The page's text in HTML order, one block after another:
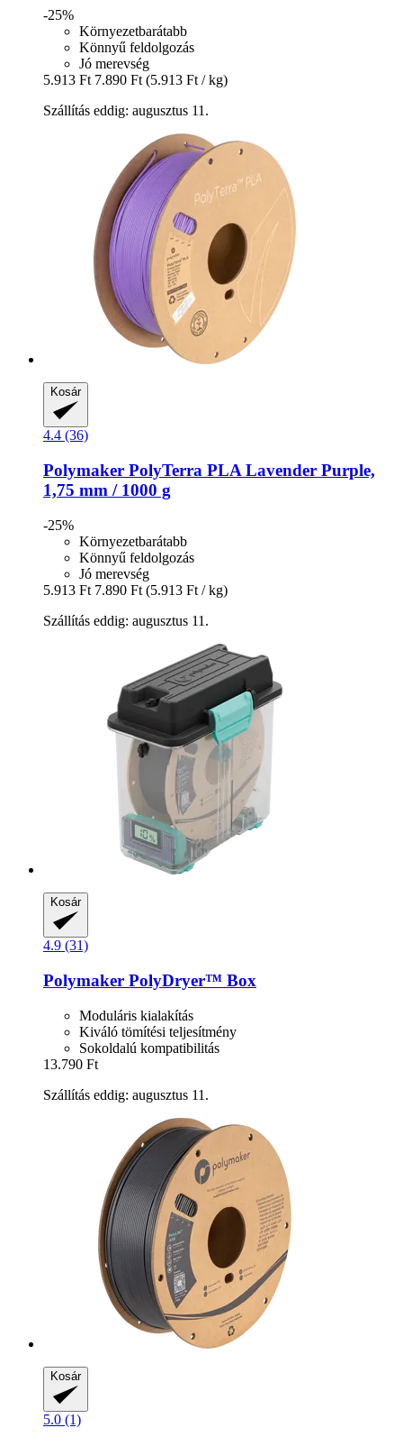
-25%
Környezetbarátabb
Könnyű feldolgozás
Jó merevség
5.913 Ft 7.890 Ft (5.913 Ft / kg)
Szállítás eddig: augusztus 11.
Kosár
4.4 (36)
Polymaker PolyTerra PLA Lavender Purple,
1,75 mm / 1000 g
-25%
Környezetbarátabb
Könnyű feldolgozás
Jó merevség
5.913 Ft 7.890 Ft (5.913 Ft / kg)
Szállítás eddig: augusztus 11.
Kosár
4.9 (31)
Polymaker PolyDryer™ Box
Moduláris kialakítás
Kiváló tömítési teljesítmény
Sokoldalú kompatibilitás
13.790 Ft
Szállítás eddig: augusztus 11.
Kosár
5.0 (1)